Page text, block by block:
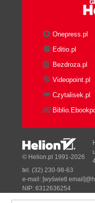
Onepress.pl
Editio.pl
Bezdroza.pl
Videopoint.pl
Czytalisek.pl
© Helion.pl 1991-2026
tel. (32) 230-98-63
e-mail: [wyświetl
NIP: 6312636254